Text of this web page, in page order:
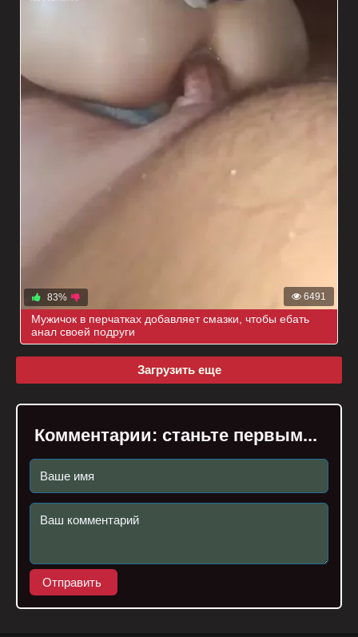
6491
83%
Мужичок в перчатках добавляет смазки, чтобы ебать
анал своей подруги
Загрузить еще
Комментарии: станьте первым...
Отправить